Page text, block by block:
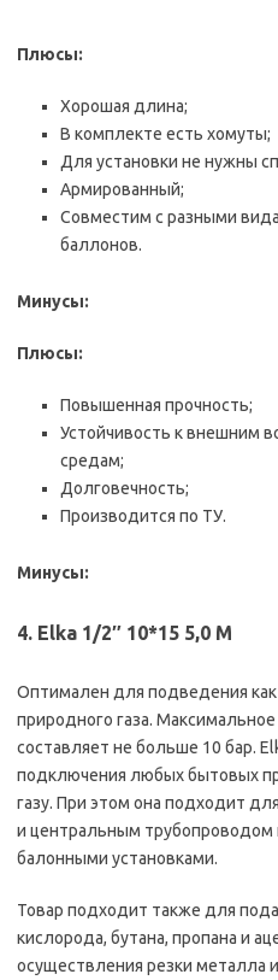
Плюсы:
Хорошая длина;
В комплекте есть хомуты;
Для установки не нужны
Армированный;
Совместим с разными
баллонов.
Минусы:
Плюсы:
Повышенная прочность;
Устойчивость к внешним
средам;
Долговечность;
Производится по ТУ.
Минусы:
4. Elka 1/2″ 10*15 5,0 М
Оптимален для подведения
природного газа.
составляет не больше 10 бар.
подключения любых бытовых
газу. При этом она подходит
и центральным
балонными установками.
Товар подходит также для
кислорода, бутана, пропана и
осуществления резки металла